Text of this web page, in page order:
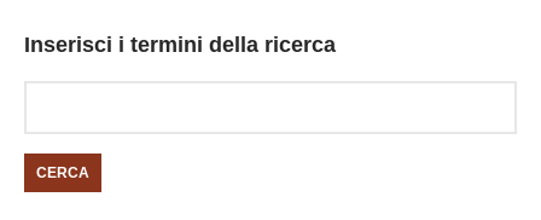
Inserisci i termini della ricerca
CERCA